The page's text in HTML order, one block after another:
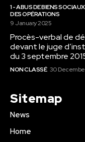
1 - ABUS DE BIENS
DES OPÉRATIONS
9 January 2025
Procès-verbal de
devant le juge
du 3 septembre
NON CLASSÉ 30
Sitemap
News
Home